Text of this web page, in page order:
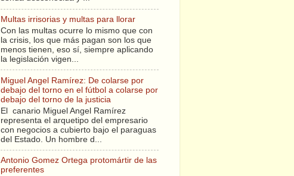
Multas irrisorias y multas para llorar
Con las multas ocurre lo mismo que con
la crisis, los que más pagan son los que
menos tienen, eso sí, siempre aplicando
la legislación vigen...
Miguel Angel Ramírez: De colarse por
debajo del torno en el fútbol a colarse por
debajo del torno de la justicia
El canario Miguel Angel Ramírez
representa el arquetipo del empresario
con negocios a cubierto bajo el paraguas
del Estado. Un hombre d...
Antonio Gomez Ortega protomártir de las
preferentes